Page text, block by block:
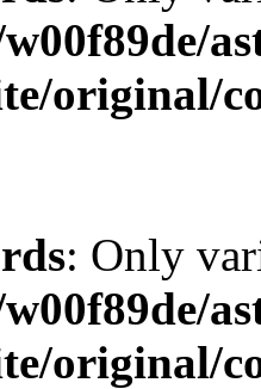
original/
: Only
original/